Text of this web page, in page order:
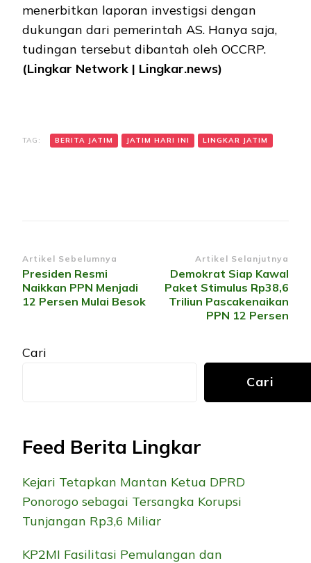
menerbitkan laporan investigsi dengan
dukungan dari pemerintah AS. Hanya saja,
tudingan tersebut dibantah oleh OCCRP.
(Lingkar Network | Lingkar.news)
TAG: BERITA JATIM JATIM HARI INI LINGKAR JATIM
Navigasi
Artikel
Artikel Sebelumnya
Presiden Resmi
Naikkan PPN Menjadi
12 Persen Mulai Besok
Artikel Selanjutnya
Demokrat Siap Kawal
Paket Stimulus Rp38,6
Triliun Pascakenaikan
PPN 12 Persen
Cari
Cari
Feed Berita Lingkar
Kejari Tetapkan Mantan Ketua DPRD
Ponorogo sebagai Tersangka Korupsi
Tunjangan Rp3,6 Miliar
KP2MI Fasilitasi Pemulangan dan